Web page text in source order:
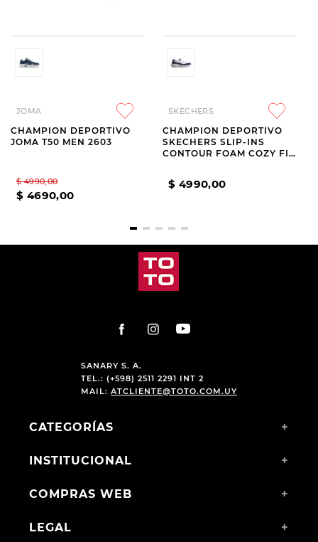
JOMA
CHAMPION DEPORTIVO
JOMA T50 MEN 2603
$ 4990,00
$ 4690,00
SKECHERS
CHAMPION DEPORTIVO
SKECHERS SLIP-INS
CONTOUR FOAM COZY FIT
$ 4990,00
SANARY S. A.
TEL.: (+598) 2511 2291 INT 2
MAIL: ATCLIENTE@TOTO.COM.UY
CATEGORÍAS +
INSTITUCIONAL +
COMPRAS WEB +
LEGAL +